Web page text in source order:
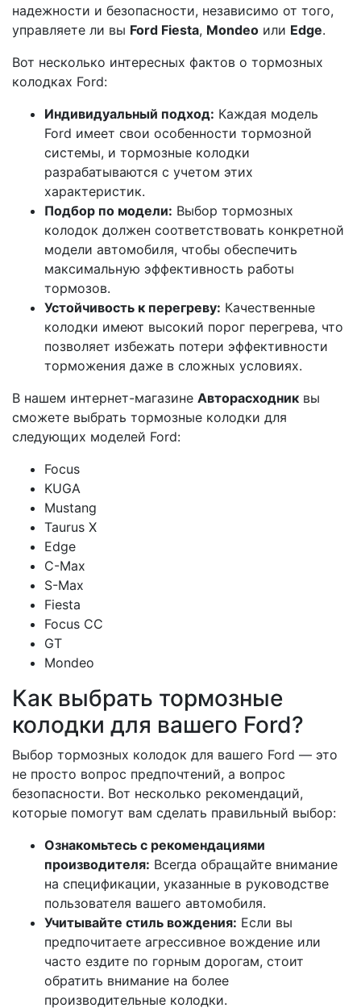
надежности и безопасности, независимо от того,
управляете ли вы Ford Fiesta, Mondeo или Edge.
Вот несколько интересных фактов о тормозных
колодках Ford:
Индивидуальный подход: Каждая модель
Ford имеет свои особенности тормозной
системы, и тормозные колодки
разрабатываются с учетом этих
характеристик.
Подбор по модели: Выбор тормозных
колодок должен соответствовать конкретной
модели автомобиля, чтобы обеспечить
максимальную эффективность работы
тормозов.
Устойчивость к перегреву: Качественные
колодки имеют высокий порог перегрева, что
позволяет избежать потери эффективности
торможения даже в сложных условиях.
В нашем интернет-магазине Авторасходник вы
сможете выбрать тормозные колодки для
следующих моделей Ford:
Focus
KUGA
Mustang
Taurus X
Edge
C-Max
S-Max
Fiesta
Focus CC
GT
Mondeo
Как выбрать тормозные
колодки для вашего Ford?
Выбор тормозных колодок для вашего Ford — это
не просто вопрос предпочтений, а вопрос
безопасности. Вот несколько рекомендаций,
которые помогут вам сделать правильный выбор:
Ознакомьтесь с рекомендациями
производителя: Всегда обращайте внимание
на спецификации, указанные в руководстве
пользователя вашего автомобиля.
Учитывайте стиль вождения: Если вы
предпочитаете агрессивное вождение или
часто ездите по горным дорогам, стоит
обратить внимание на более
производительные колодки.